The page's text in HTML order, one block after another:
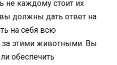
не каждому стоит их
должны дать ответ на
на себя всю
за этими животными. Вы
обеспечить